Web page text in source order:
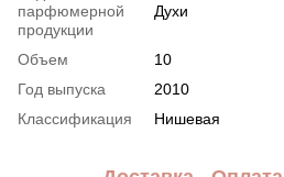
парфюмерной
продукции
Духи
Объем
10
Год выпуска
2010
Классификация
Нишевая